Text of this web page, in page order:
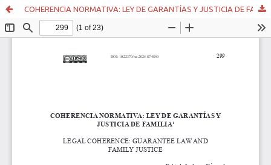
COHERENCIA NORMATIVA: LEY DE GARANTÍAS Y JUSTICIA DE FAMILIA